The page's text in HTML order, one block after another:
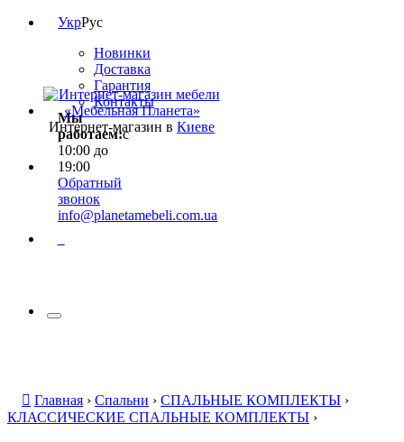
УкрРус
Новинки
Доставка
Гарантия
Контакты
Мы
работаем:с
10:00 до
19:00
Обратный
звонок
info@planetamebeli.com.ua
Интернет-магазин в Киеве
Главная › Спальни › СПАЛЬНЫЕ КОМПЛЕКТЫ ›
КЛАССИЧЕСКИЕ СПАЛЬНЫЕ КОМПЛЕКТЫ ›